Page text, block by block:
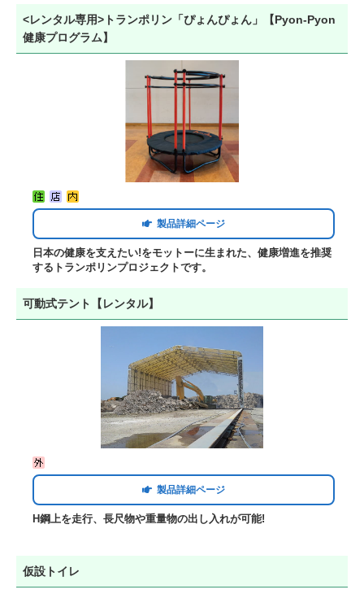
<レンタル専用>トランポリン「ぴょんぴょん」【Pyon-Pyon
健康プログラム】
製品詳細ページ
日本の健康を支えたい!をモットーに生まれた、健康増進を推奨
するトランポリンプロジェクトです。
可動式テント【レンタル】
製品詳細ページ
H鋼上を走行、長尺物や重量物の出し入れが可能!
仮設トイレ